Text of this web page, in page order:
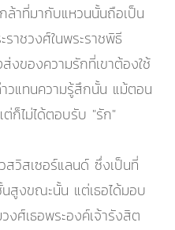
ล้าที่มากับแหวนนั้นถือเป็น
าชวงศ์ในพระราชพิธี
ของความรักที่เขาต้องใช้
าวแทนความรู้สึกนั้น แม้ตอน
ก็ไม่ได้ตอบรับ "รัก"
สวิสเซอร์แลนด์ ซึ่งเป็นที่
สูงขณะนั้น แต่เธอได้มอบ
งศ์เธอพระองค์เจ้ารังสิต